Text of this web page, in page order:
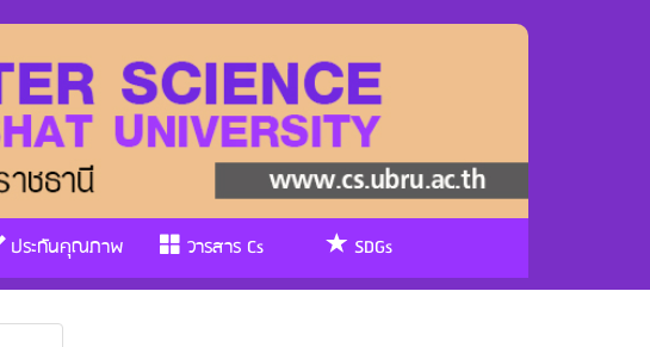
ประกันคุณภาพ วารสาร Cs SDGs